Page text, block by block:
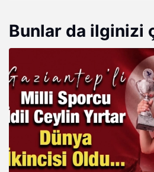
Bunlar da ilginizi